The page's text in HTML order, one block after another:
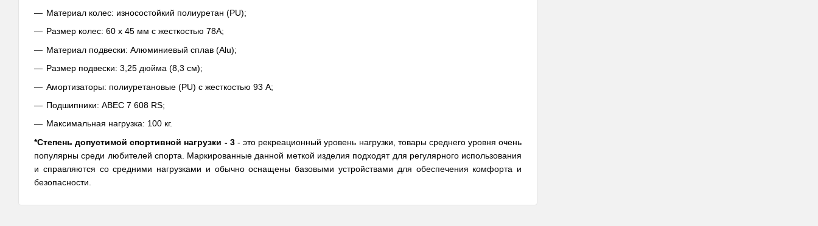
Материал колес: износостойкий полиуретан (PU);
Размер колес: 60 х 45 мм с жесткостью 78А;
Материал подвески: Алюминиевый сплав (Alu);
Размер подвески: 3,25 дюйма (8,3 см);
Амортизаторы: полиуретановые (PU) с жесткостью 93 А;
Подшипники: ABEC 7 608 RS;
Максимальная нагрузка: 100 кг.
*Степень допустимой спортивной нагрузки - 3- это рекреационный уровень нагрузки, товары среднего уровня очень
популярны среди любителей спорта. Маркированные данной меткой изделия подходят для регулярного использования
и справляются со средними нагрузками и обычно оснащены базовыми устройствами для обеспечения комфорта и
безопасности.